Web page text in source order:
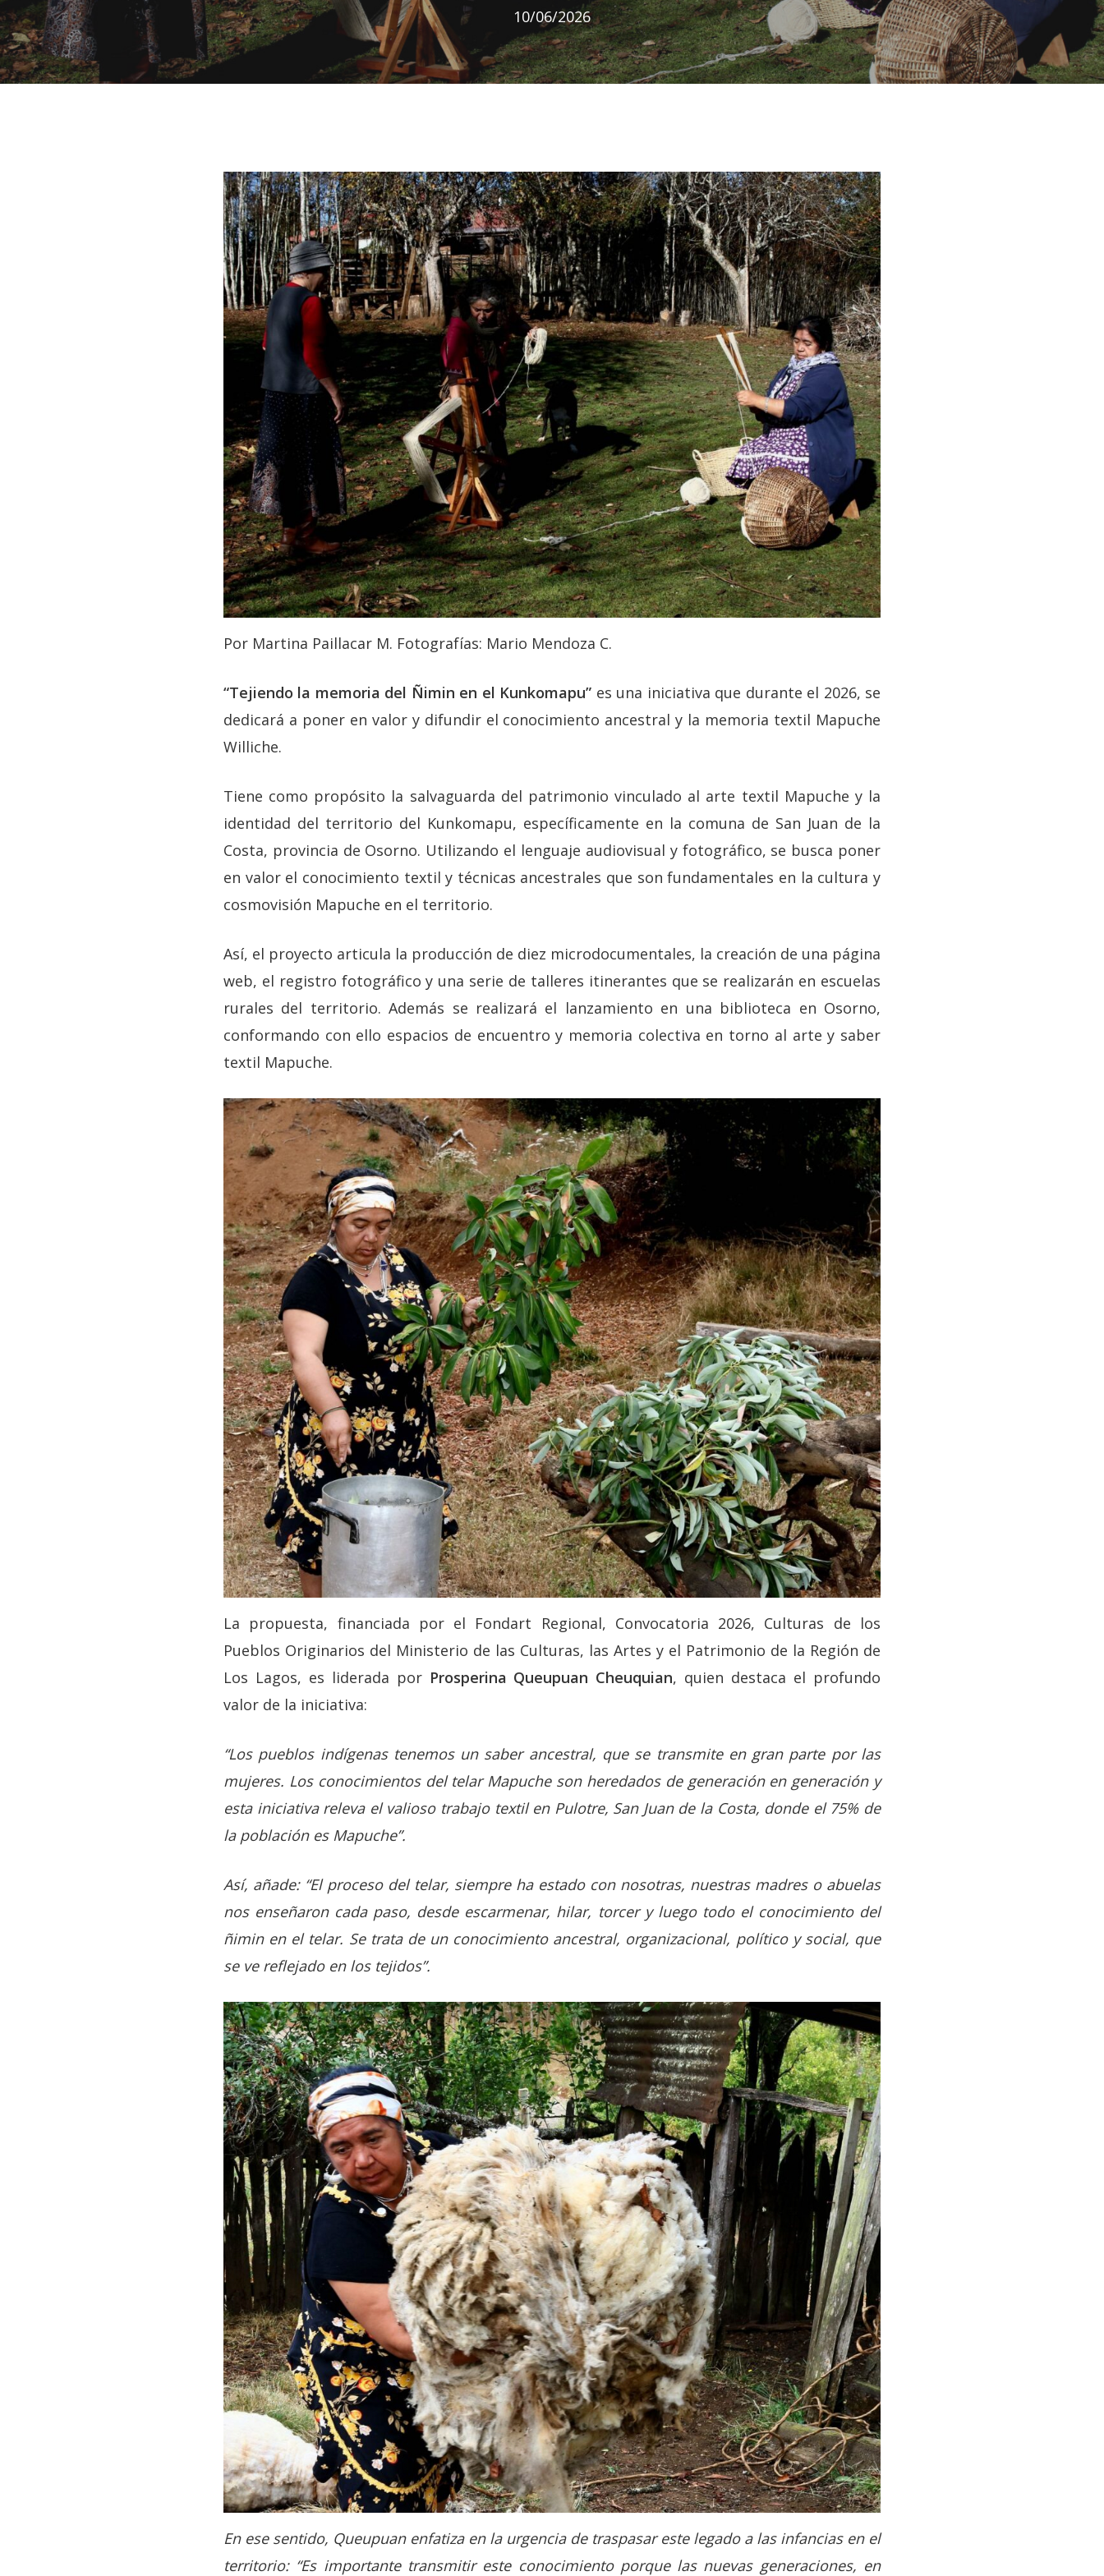
Hit enter to search or ESC to close
10/06/2026
Por Martina Paillacar M. Fotografías: Mario Mendoza C.
“Tejiendo la memoria del Ñimin en el Kunkomapu” es una iniciativa que durante el 2026, se
dedicará a poner en valor y difundir el conocimiento ancestral y la memoria textil Mapuche
Williche.
Tiene como propósito la salvaguarda del patrimonio vinculado al arte textil Mapuche y la
identidad del territorio del Kunkomapu, específicamente en la comuna de San Juan de la
Costa, provincia de Osorno. Utilizando el lenguaje audiovisual y fotográfico, se busca poner
en valor el conocimiento textil y técnicas ancestrales que son fundamentales en la cultura y
cosmovisión Mapuche en el territorio.
Así, el proyecto articula la producción de diez microdocumentales, la creación de una página
web, el registro fotográfico y una serie de talleres itinerantes que se realizarán en escuelas
rurales del territorio. Además se realizará el lanzamiento en una biblioteca en Osorno,
conformando con ello espacios de encuentro y memoria colectiva en torno al arte y saber
textil Mapuche.
La propuesta, financiada por el Fondart Regional, Convocatoria 2026, Culturas de los
Pueblos Originarios del Ministerio de las Culturas, las Artes y el Patrimonio de la Región de
Los Lagos, es liderada por Prosperina Queupuan Cheuquian, quien destaca el profundo
valor de la iniciativa:
“Los pueblos indígenas tenemos un saber ancestral, que se transmite en gran parte por las
mujeres. Los conocimientos del telar Mapuche son heredados de generación en generación y
esta iniciativa releva el valioso trabajo textil en Pulotre, San Juan de la Costa, donde el 75% de
la población es Mapuche”.
Así, añade: “El proceso del telar, siempre ha estado con nosotras, nuestras madres o abuelas
nos enseñaron cada paso, desde escarmenar, hilar, torcer y luego todo el conocimiento del
ñimin en el telar. Se trata de un conocimiento ancestral, organizacional, político y social, que
se ve reflejado en los tejidos”.
En ese sentido, Queupuan enfatiza en la urgencia de traspasar este legado a las infancias en el
territorio: “Es importante transmitir este conocimiento porque las nuevas generaciones, en